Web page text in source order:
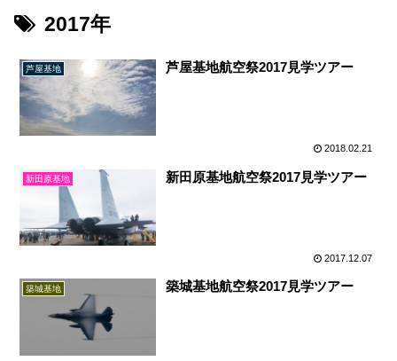
2017年
芦屋基地 芦屋基地航空祭2017見学ツアー
2018.02.21
新田原基地 新田原基地航空祭2017見学ツアー
2017.12.07
築城基地 築城基地航空祭2017見学ツアー